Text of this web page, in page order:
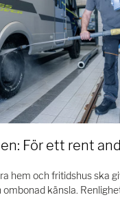
För ett rent
hem och fritidshus ska
känsla.